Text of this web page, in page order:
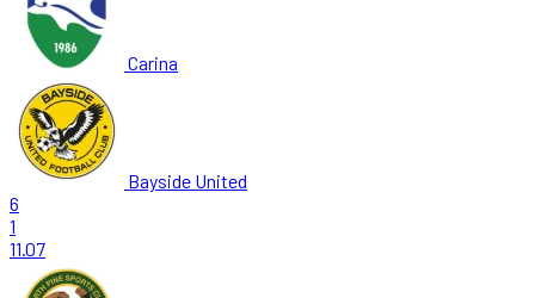
Carina
Bayside United
6
1
11.07